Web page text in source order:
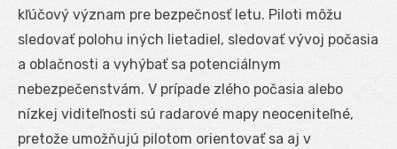
kľúčový význam pre bezpečnosť letu. Piloti môžu
sledovať polohu iných lietadiel, sledovať vývoj počasia
a oblačnosti a vyhýbať sa potenciálnym
nebezpečenstvám. V prípade zlého počasia alebo
nízkej viditeľnosti sú radarové mapy neoceniteľné,
pretože umožňujú pilotom orientovať sa aj v